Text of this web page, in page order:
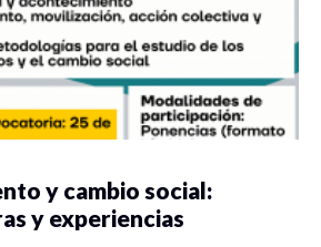
y cambio social:
y experiencias